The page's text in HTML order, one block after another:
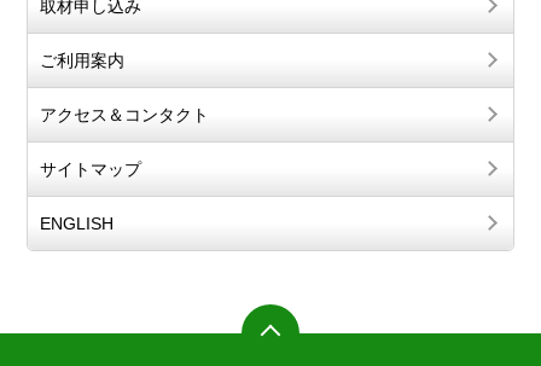
取材申し込み
ご利用案内
アクセス＆コンタクト
サイトマップ
ENGLISH